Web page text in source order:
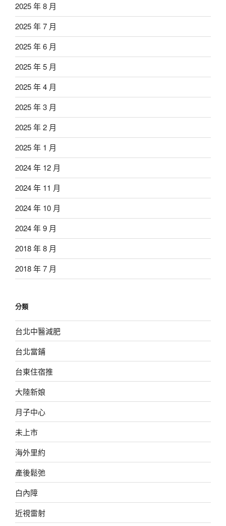
2025 年 8 月
2025 年 7 月
2025 年 6 月
2025 年 5 月
2025 年 4 月
2025 年 3 月
2025 年 2 月
2025 年 1 月
2024 年 12 月
2024 年 11 月
2024 年 10 月
2024 年 9 月
2018 年 8 月
2018 年 7 月
分類
台北中醫減肥
台北當鋪
台東住宿推
大陸新娘
月子中心
未上市
海外里約
產後鬆弛
白內障
近視雷射